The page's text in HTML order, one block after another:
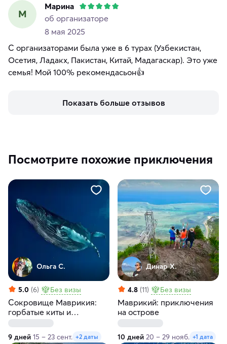
М
Марина
об организаторе
8 мая 2025
С организаторами была уже в 6 турах (Узбекистан,
Осетия, Ладакх, Пакистан, Китай, Мадагаскар). Это уже
Показать больше отзывов
Посмотрите похожие приключения
Ольга С.
5.0 (6) Без визы
Сокровище Маврикия:
горбатые киты и
9 дней 15 – 23 сент. +2 даты
Динар Х.
4.8 (11) Без визы
Маврикий: приключения
на острове
10 дней 20 – 29 нояб. +1 дата